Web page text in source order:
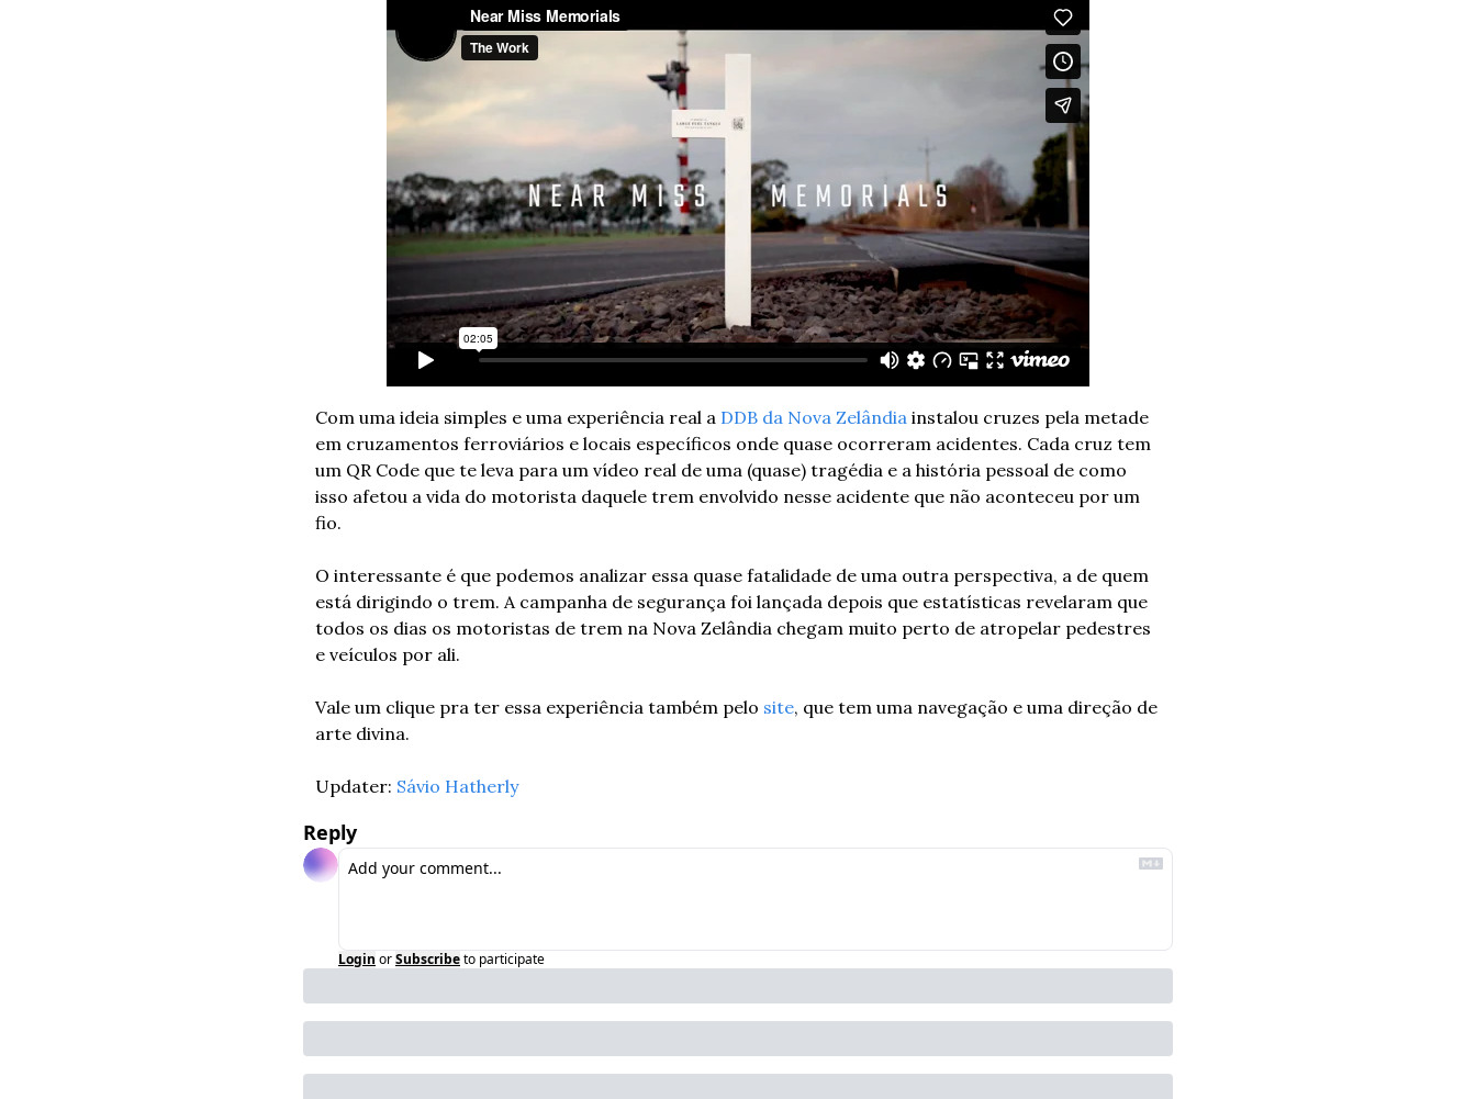
Com uma ideia simples e uma experiência real a DDB da Nova Zelândia instalou cruzes pela metade
em cruzamentos ferroviários e locais específicos onde quase ocorreram acidentes. Cada cruz tem
um QR Code que te leva para um vídeo real de uma (quase) tragédia e a história pessoal de como
isso afetou a vida do motorista daquele trem envolvido nesse acidente que não aconteceu por um
fio.
O interessante é que podemos analizar essa quase fatalidade de uma outra perspectiva, a de quem
está dirigindo o trem. A campanha de segurança foi lançada depois que estatísticas revelaram que
todos os dias os motoristas de trem na Nova Zelândia chegam muito perto de atropelar pedestres
e veículos por ali.
Vale um clique pra ter essa experiência também pelo site, que tem uma navegação e uma direção de
arte divina.
Updater: Sávio Hatherly
Reply
Login orSubscribeto participate